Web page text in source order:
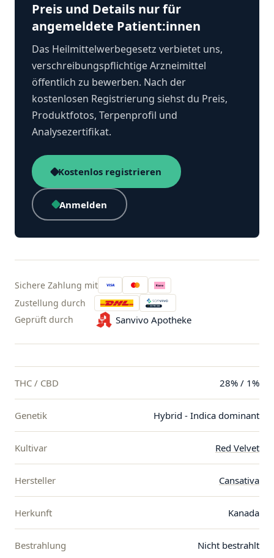
Preis und Details nur für
angemeldete Patient:innen
Das Heilmittelwerbegesetz verbietet uns,
verschreibungspflichtige Arzneimittel
öffentlich zu bewerben. Nach der
kostenlosen Registrierung siehst du Preis,
Produktfotos, Terpenprofil und
Analysezertifikat.
Kostenlos registrieren
Anmelden
Sichere Zahlung mit
Zustellung durch
Geprüft durch
Sanvivo Apotheke
THC / CBD 28% / 1%
Genetik Hybrid - Indica dominant
Kultivar Red Velvet
Hersteller Cansativa
Herkunft Kanada
Bestrahlung Nicht bestrahlt